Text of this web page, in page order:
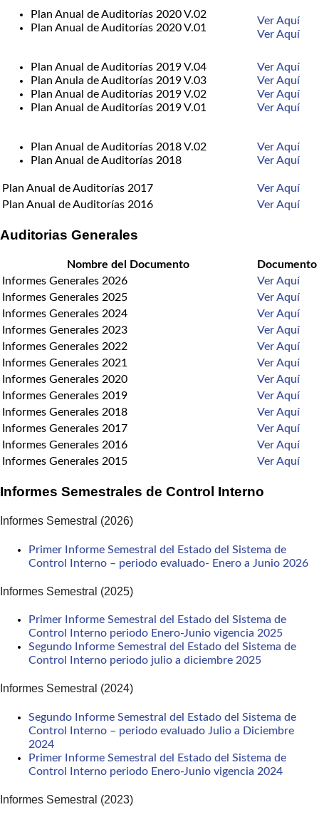
Plan Anual de Auditorías 2020 V.02
Plan Anual de Auditorías 2020 V.01
Ver Aquí
Ver Aquí
Plan Anual de Auditorías 2019 V.04
Plan Anula de Auditorías 2019 V.03
Plan Anual de Auditorías 2019 V.02
Plan Anual de Auditorías 2019 V.01
Ver Aquí
Ver Aquí
Ver Aquí
Ver Aquí
Plan Anual de Auditorías 2018 V.02
Plan Anual de Auditorías 2018
Ver Aquí
Ver Aquí
Plan Anual de Auditorías 2017
Ver Aquí
Plan Anual de Auditorías 2016
Ver Aquí
Auditorias Generales
Nombre del Documento
Documento
Informes Generales 2026
Ver Aquí
Informes Generales 2025
Ver Aquí
Informes Generales 2024
Ver Aquí
Informes Generales 2023
Ver Aquí
Informes Generales 2022
Ver Aquí
Informes Generales 2021
Ver Aquí
Informes Generales 2020
Ver Aquí
Informes Generales 2019
Ver Aquí
Informes Generales 2018
Ver Aquí
Informes Generales 2017
Ver Aquí
Informes Generales 2016
Ver Aquí
Informes Generales 2015
Ver Aquí
Informes Semestrales de Control Interno
Informes Semestral (2026)
Primer Informe Semestral del Estado del Sistema de
Control Interno – periodo evaluado- Enero a Junio 2026
Informes Semestral (2025)
Primer Informe Semestral del Estado del Sistema de
Control Interno periodo Enero-Junio vigencia 2025
Segundo Informe Semestral del Estado del Sistema de
Control Interno periodo julio a diciembre 2025
Informes Semestral (2024)
Segundo Informe Semestral del Estado del Sistema de
Control Interno – periodo evaluado Julio a Diciembre
2024
Primer Informe Semestral del Estado del Sistema de
Control Interno periodo Enero-Junio vigencia 2024
Informes Semestral (2023)